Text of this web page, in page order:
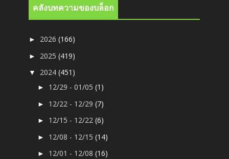
คลังบทความของบล็อก
► 2026(166)
► 2025(419)
▼ 2024(451)
► 12/29 - 01/05(1)
► 12/22 - 12/29(7)
► 12/15 - 12/22(6)
► 12/08 - 12/15(14)
► 12/01 - 12/08(16)